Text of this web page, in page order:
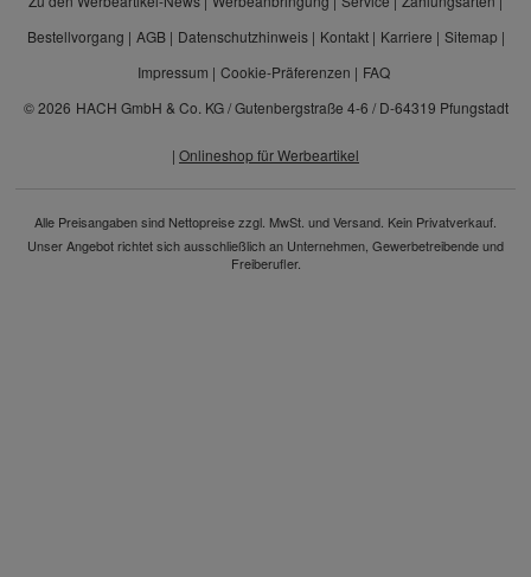
Bestellvorgang
AGB Datenschutzhinweis Kontakt Karriere
Sitemap
Impressum
Cookie-Präferenzen
FAQ
© 2026 HACH GmbH & Co. KG / Gutenbergstraße 4-6 / D-64319 Pfungstadt
| Onlineshop für Werbeartikel
Alle Preisangaben sind Nettopreise zzgl. MwSt. und Versand. Kein Privatverkauf.
Unser Angebot richtet sich ausschließlich an Unternehmen, Gewerbetreibende und
Freiberufler.